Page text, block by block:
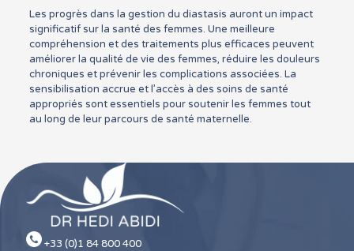
Les progrès dans la gestion du diastasis auront un impact
significatif sur la santé des femmes. Une meilleure
compréhension et des traitements plus efficaces peuvent
améliorer la qualité de vie des femmes, réduire les douleurs
chroniques et prévenir les complications associées. La
sensibilisation accrue et l’accès à des soins de santé
appropriés sont essentiels pour soutenir les femmes tout
au long de leur parcours de santé maternelle.
+33 (0)1 84 800 400